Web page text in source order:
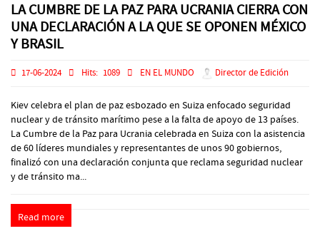
LA CUMBRE DE LA PAZ PARA UCRANIA CIERRA CON
UNA DECLARACIÓN A LA QUE SE OPONEN MÉXICO
Y BRASIL
17-06-2024 Hits: 1089 EN EL MUNDO Director de Edición
Kiev celebra el plan de paz esbozado en Suiza enfocado seguridad
nuclear y de tránsito marítimo pese a la falta de apoyo de 13 países.
La Cumbre de la Paz para Ucrania celebrada en Suiza con la asistencia
de 60 líderes mundiales y representantes de unos 90 gobiernos,
finalizó con una declaración conjunta que reclama seguridad nuclear
y de tránsito ma...
Read more